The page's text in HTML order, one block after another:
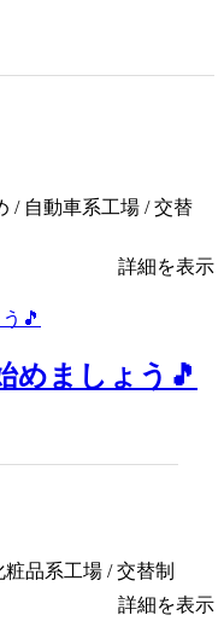
/ 自動車系工場 / 交替
詳細を表示
めましょう🎵
品系工場 / 交替制
詳細を表示